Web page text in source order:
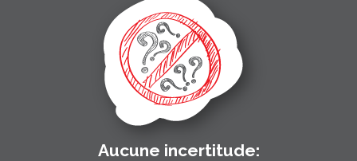
Aucune incertitude: